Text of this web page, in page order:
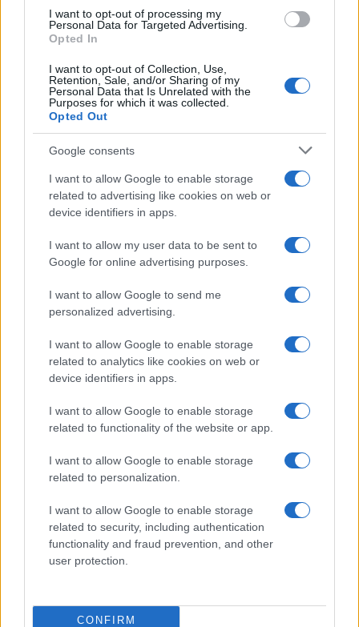
I want to opt-out of processing my
Personal Data for Targeted Advertising.
Opted In
I want to opt-out of Collection, Use,
Retention, Sale, and/or Sharing of my
Personal Data that Is Unrelated with the
Purposes for which it was collected.
Opted Out
Google consents
I want to allow Google to enable storage
related to advertising like cookies on web or
device identifiers in apps.
I want to allow my user data to be sent to
Google for online advertising purposes.
I want to allow Google to send me
personalized advertising.
I want to allow Google to enable storage
related to analytics like cookies on web or
device identifiers in apps.
I want to allow Google to enable storage
related to functionality of the website or app.
I want to allow Google to enable storage
related to personalization.
I want to allow Google to enable storage
related to security, including authentication
functionality and fraud prevention, and other
user protection.
CONFIRM
Curso de verano de la Universidad de La
Rioja finaliza con celebración
La Universidad de La Rioja despidió a 60…
CRÓNICA
Tragedia en Santa Susanna: un bombero
fallece durante un incendio en un hotel
Un bombero de la Generalitat pierde la vida…
CRÓNICA